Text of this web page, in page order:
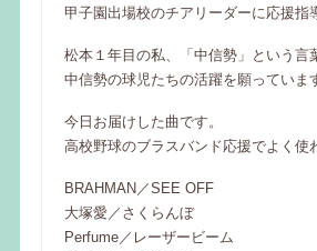
甲子園出場校のチアリーダーに応援指
松本１年目の私、「中信勢」という言
中信勢の球児たちの活躍を願っていま
今日お届けした曲です。
高校野球のブラスバンド応援でよく使
BRAHMAN／SEE OFF
大塚愛／さくらんぼ
Perfume／レーザービーム